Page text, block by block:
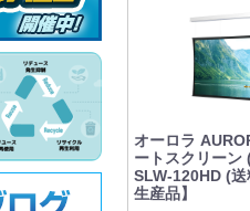
オーロラ
ートスクリーン
SLW-120HD (
生産品】